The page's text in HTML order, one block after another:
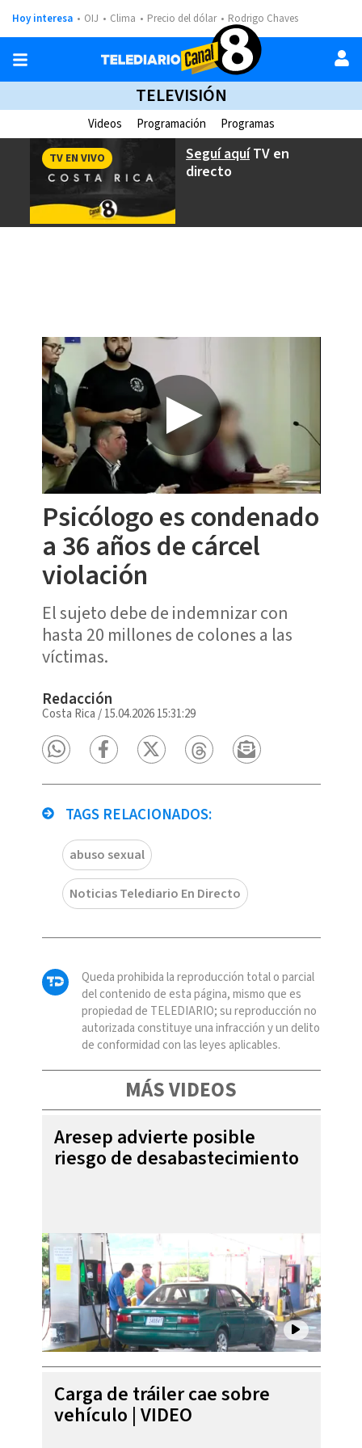
Hoy interesa OIJ Clima Precio del dólar Rodrigo Chaves
TELEVISIÓN
Videos Programación Programas
Seguí aquíTV en
directo
TV EN VIVO
Psicólogo es condenado
a 36 años de cárcel
violación
El sujeto debe de indemnizar con
hasta 20 millones de colones a las
víctimas.
Redacción
Costa Rica /15.04.2026 15:31:29
TAGS RELACIONADOS:
abuso sexual
Noticias Telediario En Directo
Queda prohibida la reproducción total o parcial
del contenido de esta página, mismo que es
propiedad de TELEDIARIO; su reproducción no
autorizada constituye una infracción y un delito
de conformidad con las leyes aplicables.
MÁS VIDEOS
Aresep advierte posible
riesgo de desabastecimiento
Carga de tráiler cae sobre
vehículo | VIDEO